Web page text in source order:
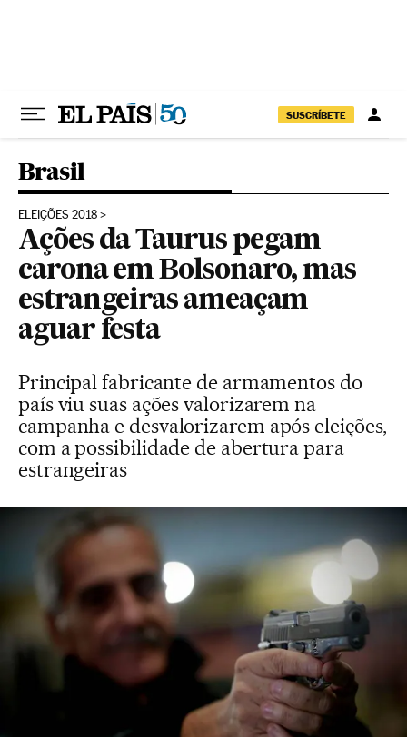
SUSCRÍBETE
Brasil
ELEIÇÕES 2018
Ações da Taurus pegam
carona em Bolsonaro, mas
estrangeiras ameaçam
aguar festa
Principal fabricante de armamentos do
país viu suas ações valorizarem na
campanha e desvalorizarem após eleições,
com a possibilidade de abertura para
estrangeiras